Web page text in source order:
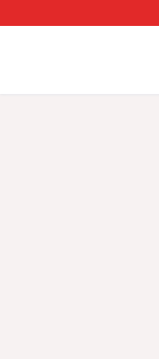
en